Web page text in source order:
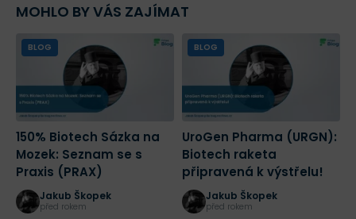
MOHLO BY VÁS ZAJÍMAT
BLOG
150% Biotech Sázka na
Mozek: Seznam se s
Praxis (PRAX)
Jakub Škopek
před rokem
BLOG
UroGen Pharma (URGN):
Biotech raketa
připravená k výstřelu!
Jakub Škopek
před rokem